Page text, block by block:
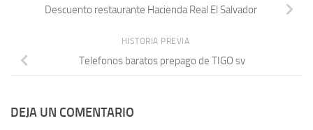
Descuento restaurante Hacienda Real El Salvador
HISTORIA PREVIA
Telefonos baratos prepago de TIGO sv
DEJA UN COMENTARIO